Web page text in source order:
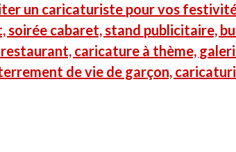
un caricaturiste pour vos
soirée cabaret, stand publicitaire,
caricature à thème,
de vie de garçon,